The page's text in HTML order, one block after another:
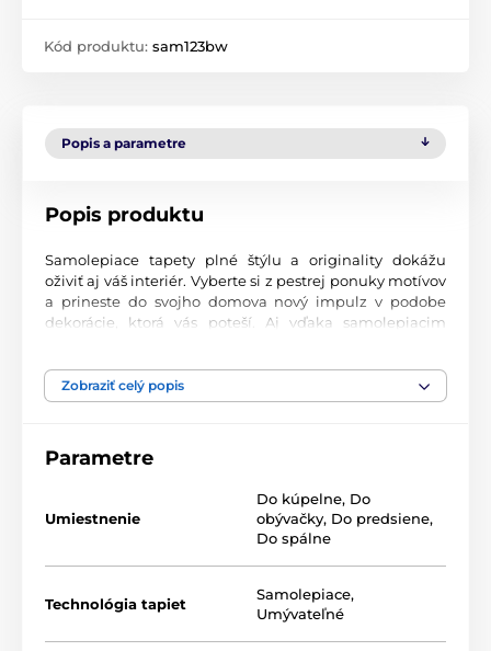
Kód produktu: sam123bw
Popis a parametre
Popis produktu
Samolepiace tapety plné štýlu a originality dokážu
oživiť aj váš interiér. Vyberte si z pestrej ponuky motívov
a prineste do svojho domova nový impulz v podobe
dekorácie, ktorá vás poteší. Aj vďaka samolepiacim
Perfektné spracovanie tlače
materiáli s jemným povrchom a matným vzhľadom.
hrúbkou 90 µm. Tapety neobsahujú PVC a sú opatrené
silno priľnavým akrylovým lepidlom, ktoré zabezpečí
pevné uchytenie na stenu. Vďaka atramentovej tlači sú
vysoko odolné a farby zostávajú žiarivé.
Dostupné rozmery samolepiacich tapiet (v cm –
Zobraziť celý popis
Parametre
Umiestnenie
Do kúpelne, Do
obývačky, Do predsiene,
Do spálne
Technológia tapiet
Samolepiace,
Umývateľné